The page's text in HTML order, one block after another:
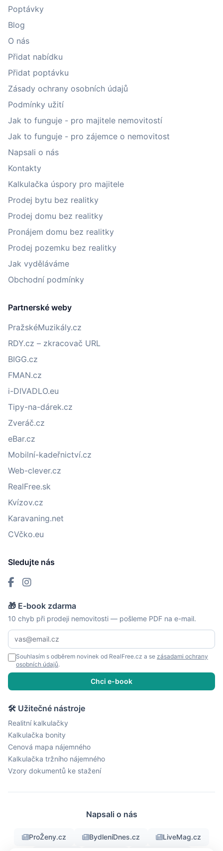
Poptávky
Blog
O nás
Přidat nabídku
Přidat poptávku
Zásady ochrany osobních údajů
Podmínky užití
Jak to funguje - pro majitele nemovitostí
Jak to funguje - pro zájemce o nemovitost
Napsali o nás
Kontakty
Kalkulačka úspory pro majitele
Prodej bytu bez realitky
Prodej domu bez realitky
Pronájem domu bez realitky
Prodej pozemku bez realitky
Jak vyděláváme
Obchodní podmínky
Partnerské weby
PražskéMuzikály.cz
RDY.cz – zkracovač URL
BIGG.cz
FMAN.cz
i-DIVADLO.eu
Tipy-na-dárek.cz
Zveráč.cz
eBar.cz
Mobilní-kadeřnictví.cz
Web-clever.cz
RealFree.sk
Kvízov.cz
Karavaning.net
CVčko.eu
Sledujte nás
🎁 E-book zdarma
10 chyb při prodeji nemovitosti — pošleme PDF na e-mail.
Souhlasím s odběrem novinek od RealFree.cz a se zásadami ochrany
osobních údajů.
Chci e-book
🛠 Užitečné nástroje
Realitní kalkulačky
Kalkulačka bonity
Cenová mapa nájemného
Kalkulačka tržního nájemného
Vzory dokumentů ke stažení
Napsali o nás
ProŽeny.cz BydleníDnes.cz LiveMag.cz